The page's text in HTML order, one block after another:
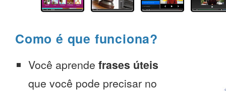
Como é que funciona?
Você aprende frases úteis
que você pode precisar no